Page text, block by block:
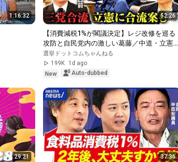
1:16:32 52:26
【消費減税1%が閣議決定】レジ改修を巡る
攻防と自民党内の激しい葛藤／中道・立憲・
公明の3党合流構想に浮上した「第4の選択
肢」とは？【今野忍×山本期日前】｜選挙ド
ットコム
選挙ドットコムちゃんねる
199K
1d ago
New
Auto-dubbed
29:21 37:36